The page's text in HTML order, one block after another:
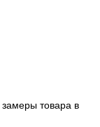
замеры товара в